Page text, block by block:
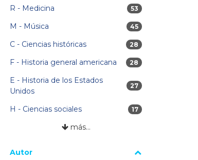
R - Medicina
53 resultados
53
M - Música 45 resultados
45
C - Ciencias históricas 28 resultados
28
F - Historia general americana 28 resultados
28
E - Historia de los Estados
Unidos
27 resultados
27
H - Ciencias sociales 17 resultados
17
más…
Autor